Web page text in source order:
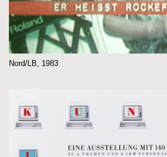
Nord/LB, 1983